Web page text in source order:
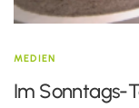
MEDIEN
Im Sonntags-